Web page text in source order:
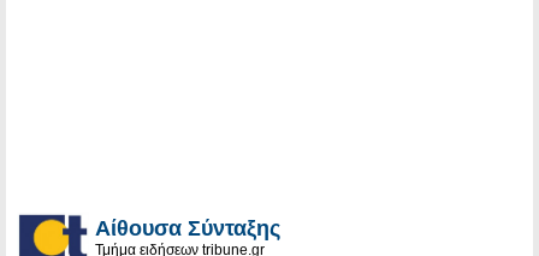
Αίθουσα Σύνταξης
Τμήμα ειδήσεων tribune.gr